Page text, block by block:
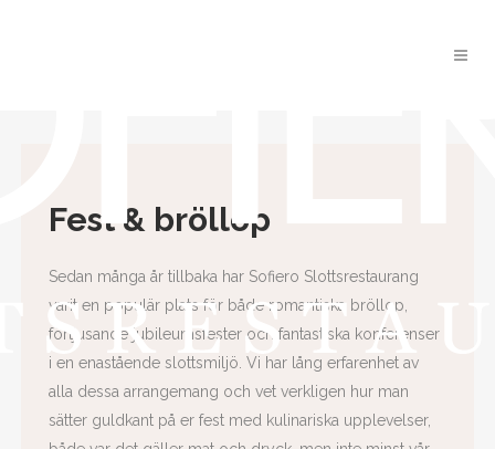
Fest & bröllop
Sedan många år tillbaka har Sofiero Slottsrestaurang
varit en populär plats för både romantiska bröllop,
förtjusande jubileumsfester och fantastiska konferenser
i en enastående slottsmiljö. Vi har lång erfarenhet av
alla dessa arrangemang och vet verkligen hur man
sätter guldkant på er fest med kulinariska upplevelser,